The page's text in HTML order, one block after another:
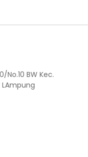
No.10 BW Kec.